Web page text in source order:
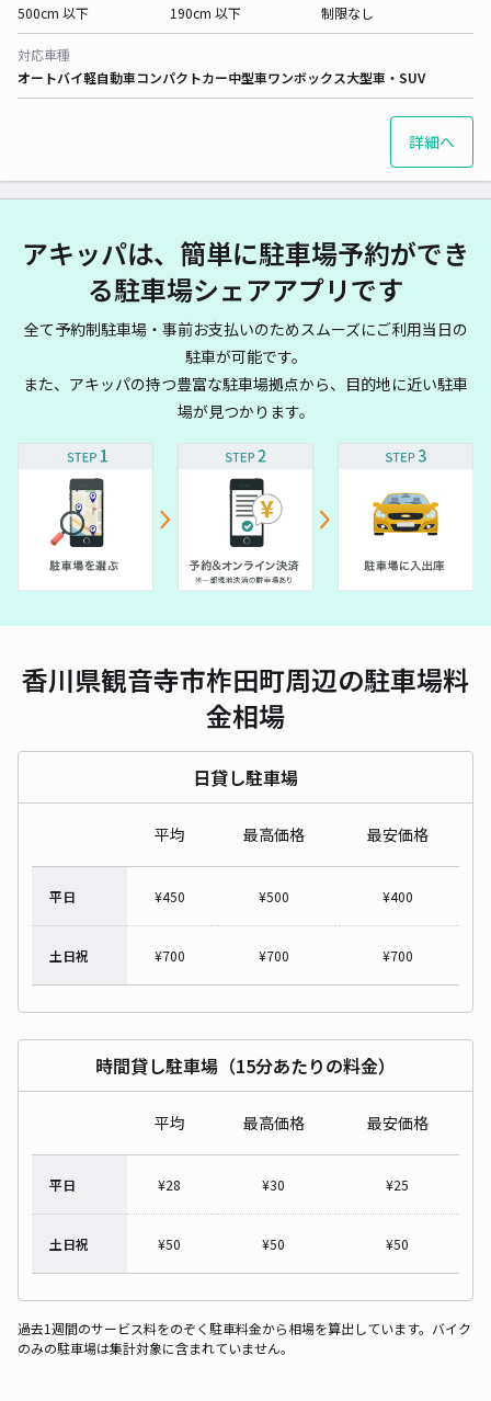
500cm 以下
190cm 以下
制限なし
対応車種
オートバイ軽自動車コンパクトカー中型車ワンボックス大型車・SUV
詳細へ
アキッパは、簡単に駐車場予約ができ
る駐車場シェアアプリです
全て予約制駐車場・事前お支払いのためスムーズにご利用当日の
駐車が可能です。
また、アキッパの持つ豊富な駐車場拠点から、目的地に近い駐車
場が見つかります。
香川県観音寺市柞田町周辺の駐車場料
金相場
日貸し駐車場
平均 最高価格 最安価格
平日 ¥450 ¥500 ¥400
土日祝 ¥700 ¥700 ¥700
時間貸し駐車場（15分あたりの料金）
平均 最高価格 最安価格
平日 ¥28 ¥30 ¥25
土日祝 ¥50 ¥50 ¥50
過去1週間のサービス料をのぞく駐車料金から相場を算出しています。バイク
のみの駐車場は集計対象に含まれていません。